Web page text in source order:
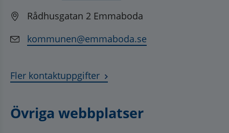
Rådhusgatan 2 Emmaboda
kommunen@emmaboda.se
Fler kontaktuppgifter
Övriga webbplatser